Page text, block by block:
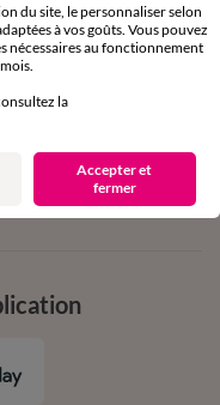
newsletter
confirmation
du site, le personnaliser selon
à vos goûts. Vous pouvez
nécessaires au fonctionnement
la
Accepter et
fermer